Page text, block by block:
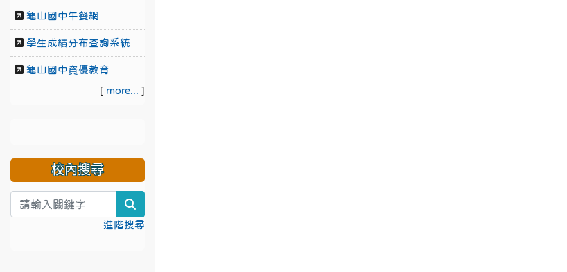
龜山國中午餐網
學生成績分布查詢系統
龜山國中資優教育
[ more... ]
校內搜尋
進階搜尋